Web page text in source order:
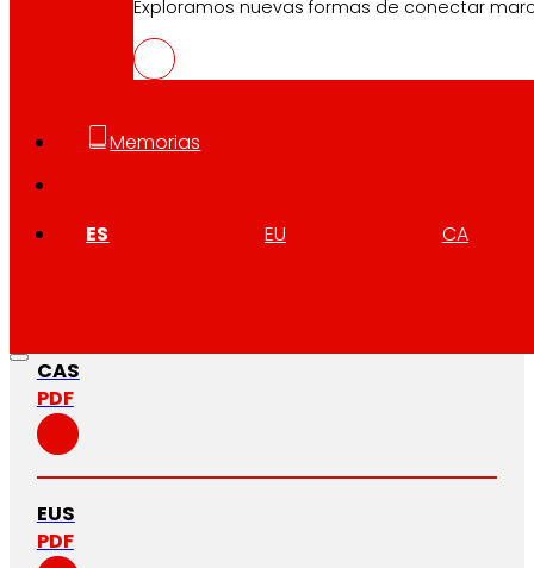
Exploramos nuevas formas de conectar
Memorias
ES EU CA
CAS
PDF
EUS
PDF